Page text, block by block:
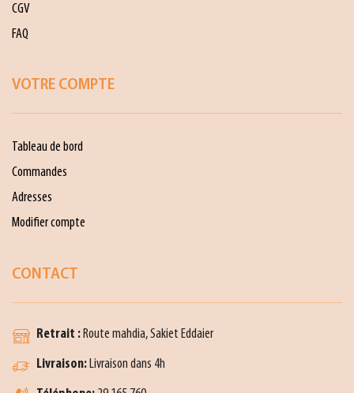
CGV
FAQ
VOTRE COMPTE
Tableau de bord
Commandes
Adresses
Modifier compte
CONTACT
Retrait :Route mahdia, Sakiet Eddaier
Livraison:Livraison dans 4h